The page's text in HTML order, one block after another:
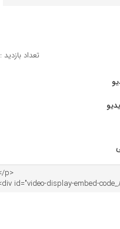
تعداد بازدید : ۰